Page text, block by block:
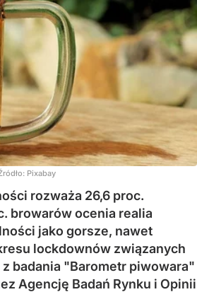
Pixabay
rozważa 26,6 proc.
browarów ocenia realia
jako gorsze, nawet
lockdownów związanych
badania "Barometr piwowara"
Agencję Badań Rynku i Opinii